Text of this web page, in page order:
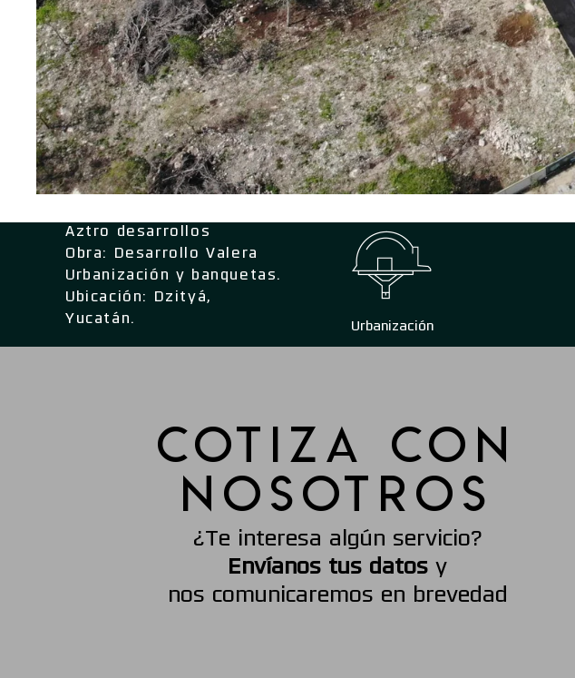
Aztro desarrollos
Obra: Desarrollo Valera
Urbanización y banquetas.
Ubicación: Dzityá,
Yucatán.
Urbanización
COTIZA CON
NOSOTROS
¿Te interesa algún servicio?
Envíanos tus datos y
nos comunicaremos en brevedad